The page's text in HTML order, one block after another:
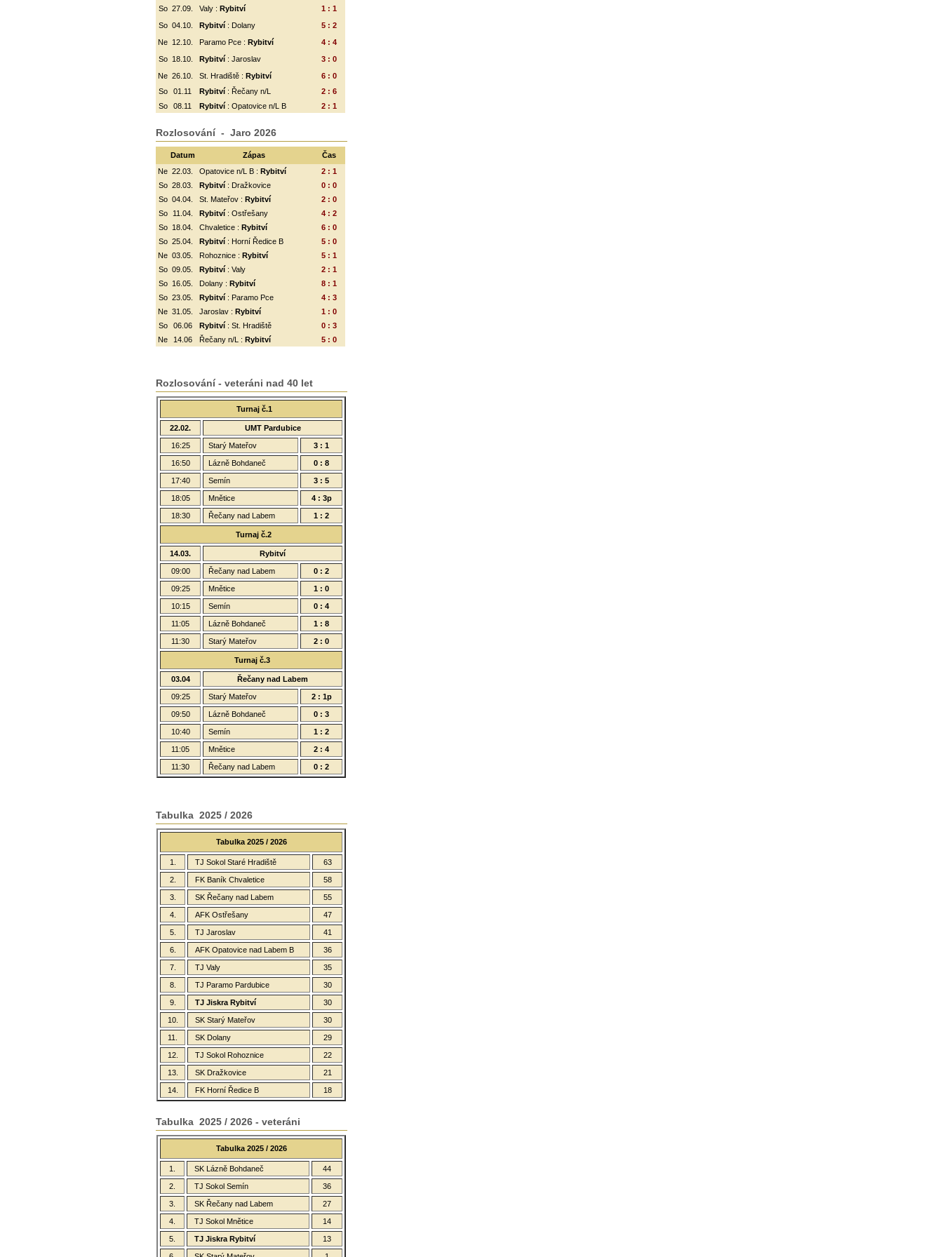
So 27.09. Valy : Rybitví
1 : 1
So 04.10. Rybitví : Dolany
5 : 2
Ne 12.10. Paramo Pce : Rybitví
4 : 4
So
18.10. Rybitví: Jaroslav
3 : 0
Ne 26.10. St. Hradiště : Rybitví
6 : 0
So
01.11 Rybitví: Řečany n/L
2 : 6
So
08.11 Rybitví: Opatovice n/L B 2 : 1
Rozlosování - Jaro 2026
Datum Zápas
Čas
Ne 22.03. Opatovice n/L B : Rybitví
2 : 1
So 28.03. Rybitví: Dražkovice
0 : 0
So 04.04. St. Mateřov : Rybitví
2 : 0
So
11.04. Rybitví : Ostřešany
4 : 2
So
18.04. Chvaletice : Rybitví
6 : 0
So 25.04. Rybitví : Horní Ředice B
5 : 0
Ne 03.05. Rohoznice : Rybitví
5 : 1
So 09.05. Rybitví : Valy
2 : 1
So
16.05. Dolany : Rybitví
8 : 1
So 23.05. Rybitví: Paramo Pce
4 : 3
Ne 31.05. Jaroslav : Rybitví
1 : 0
So
06.06 Rybitví: St. Hradiště
0 : 3
Ne
14.06 Řečany n/L : Rybitví 5 : 0
Rozlosování - veteráni nad 40 let
Turnaj č.1
22.02. UMT Pardubice
16:25 Starý Mateřov 3 : 1
16:50 Lázně Bohdaneč 0 : 8
17:40 Semín 3 : 5
18:05 Mnětice 4 : 3p
18:30 Řečany nad Labem 1 : 2
Turnaj č.2
14.03. Rybitví
09:00 Řečany nad Labem 0 : 2
09:25 Mnětice 1 : 0
10:15 Semín 0 : 4
11:05 Lázně Bohdaneč 1 : 8
11:30 Starý Mateřov 2 : 0
Turnaj č.3
03.04 Řečany nad Labem
09:25 Starý Mateřov 2 : 1p
09:50 Lázně Bohdaneč 0 : 3
10:40 Semín 1 : 2
11:05 Mnětice 2 : 4
11:30 Řečany nad Labem 0 : 2
Tabulka 2025 / 2026
Tabulka 2025 / 2026
1. TJ Sokol Staré Hradiště 63
2. FK Baník Chvaletice 58
3. SK Řečany nad Labem 55
4. AFK Ostřešany 47
5. TJ Jaroslav 41
6. AFK Opatovice nad Labem B 36
7. TJ Valy 35
8. TJ Paramo Pardubice 30
9. TJ Jiskra Rybitví 30
10. SK Starý Mateřov 30
11. SK Dolany 29
12. TJ Sokol Rohoznice 22
13. SK Dražkovice 21
14. FK Horní Ředice B 18
Tabulka 2025 / 2026 - veteráni
Tabulka 2025 / 2026
1. SK Lázně Bohdaneč 44
2. TJ Sokol Semín 36
3. SK Řečany nad Labem 27
4. TJ Sokol Mnětice 14
5. TJ Jiskra Rybitví 13